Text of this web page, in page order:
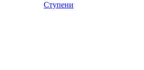
Ступени